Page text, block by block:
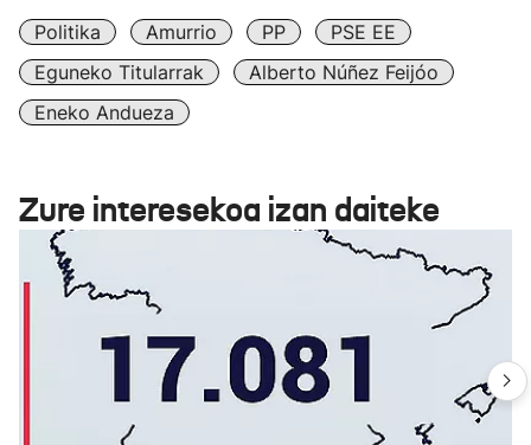
Politika Amurrio PP
PSE EE
Eguneko Titularrak
Alberto Núñez Feijóo
Eneko Andueza
Zure interesekoa izan daiteke